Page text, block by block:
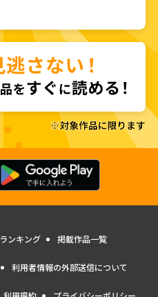
ランキング 掲載作品一覧
利用者情報の外部送信について